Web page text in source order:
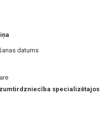
datums
specializētajos